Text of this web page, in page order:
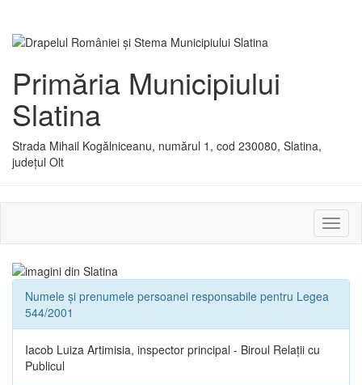
Primăria Municipiului
Slatina
Strada Mihail Kogălniceanu, numărul 1, cod 230080, Slatina,
județul Olt
sau
Numele și prenumele persoanei responsabile pentru Legea
544/2001
Iacob Luiza Artimisia, inspector principal - Biroul Relații cu
Publicul